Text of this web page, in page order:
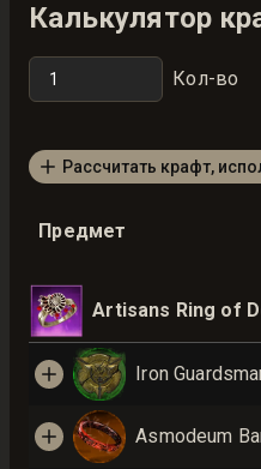
Калькулятор
Кол-во
Рассчитать крафт,
Предмет
Artisans Ring of
Iron
Asmodeum